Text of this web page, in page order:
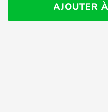
AJOUTER